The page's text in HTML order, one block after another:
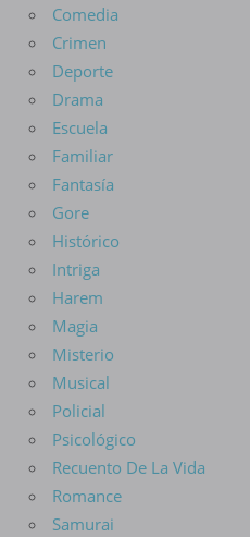
Comedia
Crimen
Deporte
Drama
Escuela
Familiar
Fantasía
Gore
Histórico
Intriga
Harem
Magia
Misterio
Musical
Policial
Psicológico
Recuento De La Vida
Romance
Samurai